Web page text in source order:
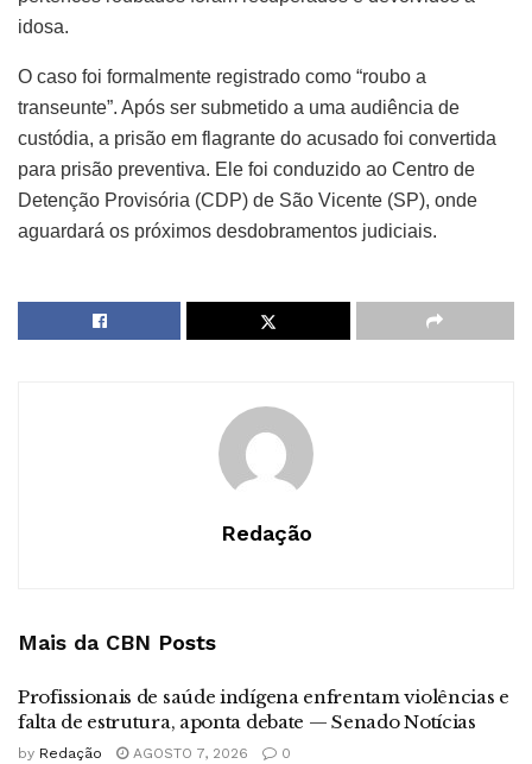
idosa.
O caso foi formalmente registrado como “roubo a
transeunte”. Após ser submetido a uma audiência de
custódia, a prisão em flagrante do acusado foi convertida
para prisão preventiva. Ele foi conduzido ao Centro de
Detenção Provisória (CDP) de São Vicente (SP), onde
aguardará os próximos desdobramentos judiciais.
Redação
Mais da CBN Posts
Profissionais de saúde indígena enfrentam violências e
falta de estrutura, aponta debate — Senado Notícias
by Redação AGOSTO 7, 2026 0